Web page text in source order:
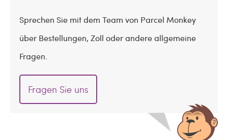
Sprechen Sie mit dem Team von Parcel Monkey
über Bestellungen, Zoll oder andere allgemeine
Fragen.
Fragen Sie uns